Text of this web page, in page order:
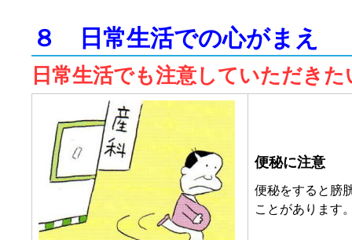
８ 日常生活での心がまえ
日常生活でも注意していただき
便秘に注意
便秘をすると膀
ことがあります